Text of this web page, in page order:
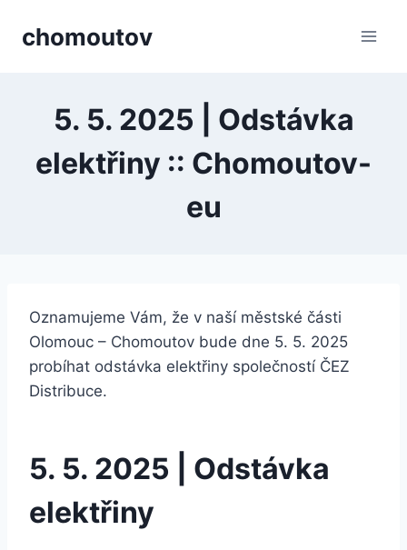
chomoutov
5. 5. 2025 | Odstávka
elektřiny :: Chomoutov-
eu
Oznamujeme Vám, že v naší městské části
Olomouc – Chomoutov bude dne 5. 5. 2025
probíhat odstávka elektřiny společností ČEZ
Distribuce.
5. 5. 2025 | Odstávka
elektřiny